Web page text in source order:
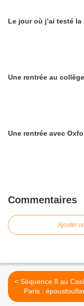
Le jour où j’ai testé
Une rentrée au collège
Une rentrée avec
Commentaires
Ajouter
< Séquence 8 au Casino de
Paris :